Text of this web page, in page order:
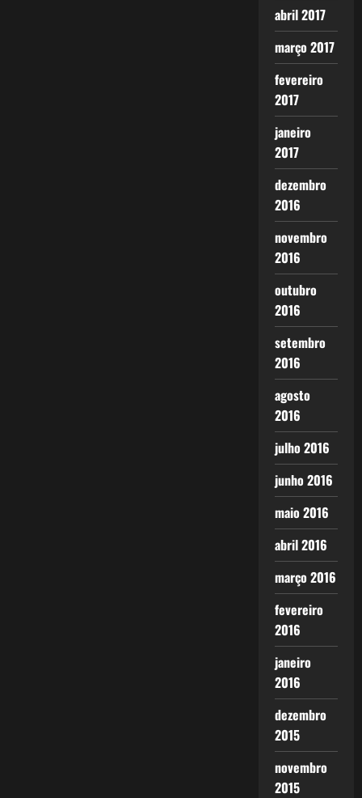
abril 2017
março 2017
fevereiro
2017
janeiro
2017
dezembro
2016
novembro
2016
outubro
2016
setembro
2016
agosto
2016
julho 2016
junho 2016
maio 2016
abril 2016
março 2016
fevereiro
2016
janeiro
2016
dezembro
2015
novembro
2015